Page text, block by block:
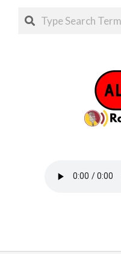
Search